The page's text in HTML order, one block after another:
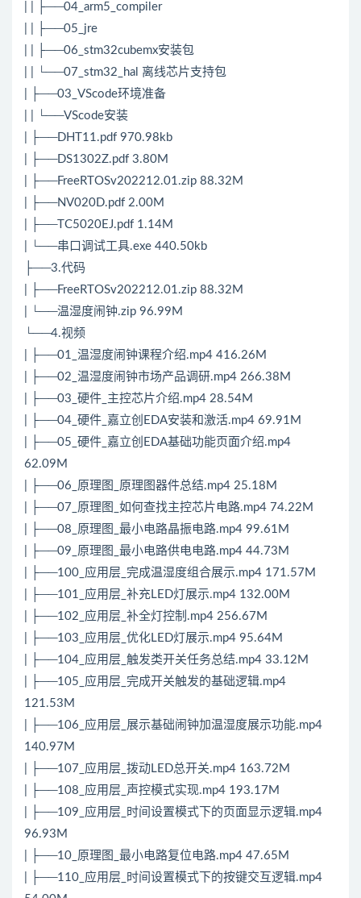
| | ├──04_arm5_compiler
| | ├──05_jre
| | ├──06_stm32cubemx安装包
| | └──07_stm32_hal 离线芯片支持包
| ├──03_VScode环境准备
| | └──VScode安装
| ├──DHT11.pdf 970.98kb
| ├──DS1302Z.pdf 3.80M
| ├──FreeRTOSv202212.01.zip 88.32M
| ├──NV020D.pdf 2.00M
| ├──TC5020EJ.pdf 1.14M
| └──串口调试工具.exe 440.50kb
├──3.代码
| ├──FreeRTOSv202212.01.zip 88.32M
| └──温湿度闹钟.zip 96.99M
└──4.视频
| ├──01_温湿度闹钟课程介绍.mp4 416.26M
| ├──02_温湿度闹钟市场产品调研.mp4 266.38M
| ├──03_硬件_主控芯片介绍.mp4 28.54M
| ├──04_硬件_嘉立创EDA安装和激活.mp4 69.91M
| ├──05_硬件_嘉立创EDA基础功能页面介绍.mp4
62.09M
| ├──06_原理图_原理图器件总结.mp4 25.18M
| ├──07_原理图_如何查找主控芯片电路.mp4 74.22M
| ├──08_原理图_最小电路晶振电路.mp4 99.61M
| ├──09_原理图_最小电路供电电路.mp4 44.73M
| ├──100_应用层_完成温湿度组合展示.mp4 171.57M
| ├──101_应用层_补充LED灯展示.mp4 132.00M
| ├──102_应用层_补全灯控制.mp4 256.67M
| ├──103_应用层_优化LED灯展示.mp4 95.64M
| ├──104_应用层_触发类开关任务总结.mp4 33.12M
| ├──105_应用层_完成开关触发的基础逻辑.mp4
121.53M
| ├──106_应用层_展示基础闹钟加温湿度展示功能.mp4
140.97M
| ├──107_应用层_拨动LED总开关.mp4 163.72M
| ├──108_应用层_声控模式实现.mp4 193.17M
| ├──109_应用层_时间设置模式下的页面显示逻辑.mp4
96.93M
| ├──10_原理图_最小电路复位电路.mp4 47.65M
| ├──110_应用层_时间设置模式下的按键交互逻辑.mp4